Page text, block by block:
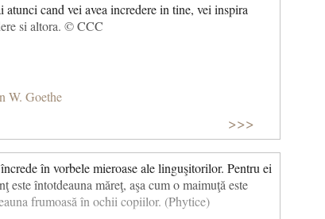
atunci cand vei avea incredere in tine, vei inspira
si altora. © CCC
W. Goethe
>>>
în vorbele mieroase ale linguşitorilor. Pentru ei
este întotdeauna măreţ, aşa cum o maimuţă este
frumoasă în ochii copiilor. (Phytice)